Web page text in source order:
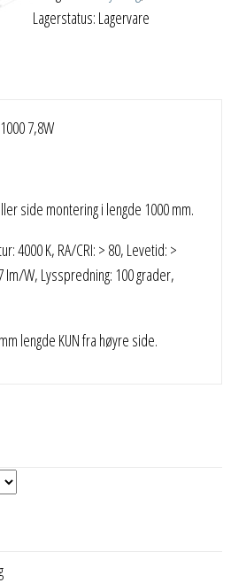
Lagerstatus: Lagervare
7,8W
side montering i lengde 1000 mm.
4000 K, RA/CRI: > 80, Levetid: >
Im/W, Lysspredning: 100 grader,
lengde KUN fra høyre side.